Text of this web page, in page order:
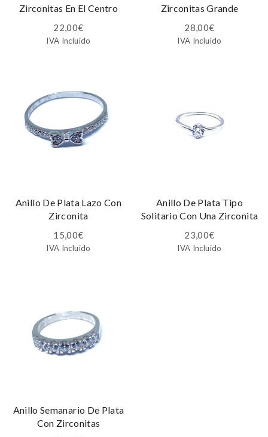
Zirconitas En El Centro
22,00€
IVA Incluido
Zirconitas Grande
28,00€
IVA Incluido
Anillo De Plata Lazo Con
Zirconita
15,00€
IVA Incluido
Anillo De Plata Tipo
Solitario Con Una Zirconita
23,00€
IVA Incluido
Anillo Semanario De Plata
Con Zirconitas